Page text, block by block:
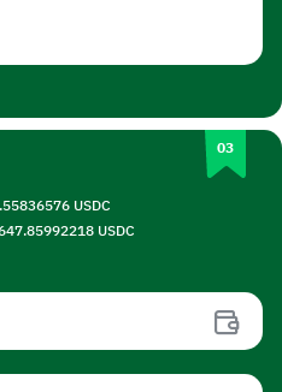
USDC
USDC